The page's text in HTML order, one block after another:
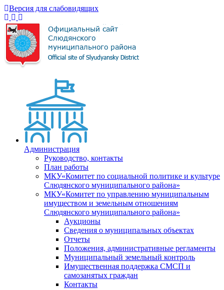
Версия для слабовидящих
Администрация
Руководство, контакты
План работы
МКУ«Комитет по социальной политике и культуре
Слюдянского муниципального района»
МКУ«Комитет по управлению муниципальным
имуществом и земельным отношениям
Слюдянского муниципального района»
Аукционы
Сведения о муниципальных объектах
Отчеты
Положения, административные регламенты
Муниципальный земельный контроль
Имущественная поддержка СМСП и
самозанятых граждан
Контакты